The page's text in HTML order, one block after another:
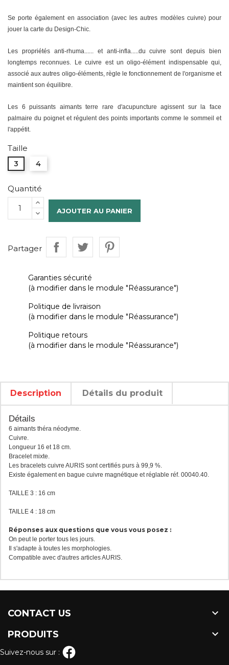
Se porte également en association (avec les autres modèles cuivre) pour
jouer la carte du Design-Chic.
Les propriétés anti-rhuma...... et anti-infla.....du cuivre sont depuis bien
longtemps reconnues. Le cuivre est un oligo-élément indispensable qui,
associé aux autres oligo-éléments, règle le fonctionnement de l'organisme et
maintient son équilibre.
Les 6 puissants aimants terre rare d'acupuncture agissent sur la face
palmaire du poignet et régulent des points importants comme le sommeil et
l'appétit.
Taille
3 4
Quantité
AJOUTER AU PANIER
Partager
Garanties sécurité
(à modifier dans le module "Réassurance")
Politique de livraison
(à modifier dans le module "Réassurance")
Politique retours
(à modifier dans le module "Réassurance")
Description Détails du produit
Détails
6 aimants théra néodyme.
Cuivre.
Longueur 16 et 18 cm.
Bracelet mixte.
Les bracelets cuivre AURIS sont certifiés purs à 99,9 %.
Existe également en bague cuivre magnétique et réglable réf. 00040.40.
TAILLE 3 : 16 cm
TAILLE 4 : 18 cm
Réponses aux questions que vous vous posez :
On peut le porter tous les jours.
Il s'adapte à toutes les morphologies.
Compatible avec d'autres articles AURIS.
CONTACT US 
PRODUITS 
Suivez-nous sur :